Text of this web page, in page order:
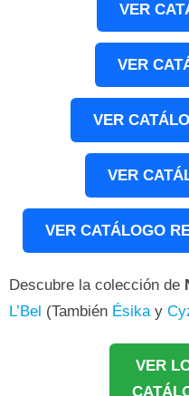
VER
VER
VER
VER
VER CATÁLOGO
Descubre la colección de
L’Bel (También Ésikay
VER